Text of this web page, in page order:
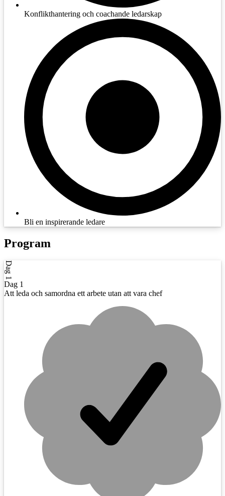
Konflikthantering och coachande ledarskap
Bli en inspirerande ledare
Program
Dag 1
Dag 1
Att leda och samordna ett arbete utan att vara chef